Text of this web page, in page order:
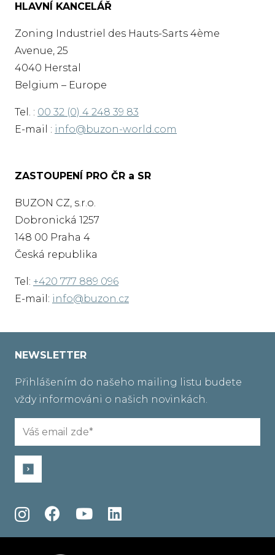
HLAVNÍ KANCELÁŘ
Zoning Industriel des Hauts-Sarts 4ème
Avenue, 25
4040 Herstal
Belgium – Europe
Tel. : 00 32 (0) 4 248 39 83
E-mail : info@buzon-world.com
ZASTOUPENÍ PRO ČR a SR
BUZON CZ, s.r.o.
Dobronická 1257
148 00 Praha 4
Česká republika
Tel: +420 777 889 096
E-mail: info@buzon.cz
NEWSLETTER
Přihlášením do našeho mailing listu budete
vždy informováni o našich novinkách.
Email
(Required)